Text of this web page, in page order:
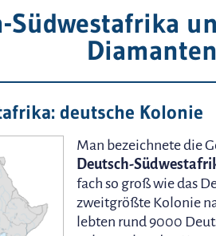
Südwestafrika
Diamanten
deutsche Kolonie
Man bezeichnete die
Deutsch-
fach so groß wie das
zweitgrößte Kolonie
lebten rund 9000